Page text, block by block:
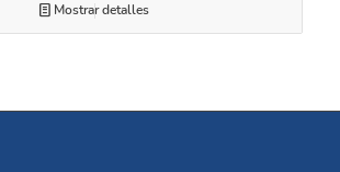
Mostrar detalles